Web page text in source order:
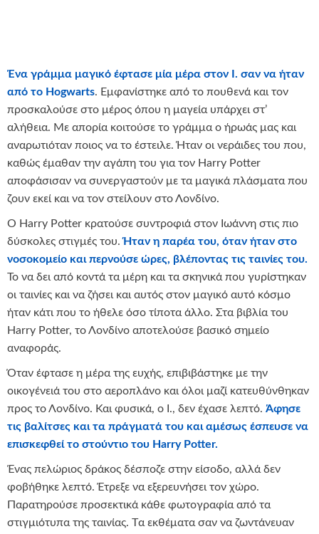
Ένα γράμμα μαγικό έφτασε μία μέρα στον I. σαν να ήταν
από το Hogwarts. Εμφανίστηκε από το πουθενά και τον
προσκαλούσε στο μέρος όπου η μαγεία υπάρχει στ’
αλήθεια. Με απορία κοιτούσε το γράμμα ο ήρωάς μας και
αναρωτιόταν ποιος να το έστειλε. Ήταν οι νεράιδες του που,
καθώς έμαθαν την αγάπη του για τον Harry Potter
αποφάσισαν να συνεργαστούν με τα μαγικά πλάσματα που
ζουν εκεί και να τον στείλουν στο Λονδίνο.
O Harry Potter κρατούσε συντροφιά στον Ιωάννη στις πιο
δύσκολες στιγμές του.Ήταν η παρέα του, όταν ήταν στο
νοσοκομείο και περνούσε ώρες, βλέποντας τις ταινίες του.
Το να δει από κοντά τα μέρη και τα σκηνικά που γυρίστηκαν
οι ταινίες και να ζήσει και αυτός στον μαγικό αυτό κόσμο
ήταν κάτι που το ήθελε όσο τίποτα άλλο. Στα βιβλία του
Harry Potter, το Λονδίνο αποτελούσε βασικό σημείο
αναφοράς.
Όταν έφτασε η μέρα της ευχής, επιβιβάστηκε με την
οικογένειά του στο αεροπλάνο και όλοι μαζί κατευθύνθηκαν
προς το Λονδίνο. Και φυσικά, ο I., δεν έχασε λεπτό. Άφησε
τις βαλίτσες και τα πράγματά του και αμέσως έσπευσε να
επισκεφθεί το στούντιο του Harry Potter.
Ένας πελώριος δράκος δέσποζε στην είσοδο, αλλά δεν
φοβήθηκε λεπτό. Έτρεξε να εξερευνήσει τον χώρο.
Παρατηρούσε προσεκτικά κάθε φωτογραφία από τα
στιγμιότυπα της ταινίας. Tα εκθέματα σαν να ζωντάνευαν